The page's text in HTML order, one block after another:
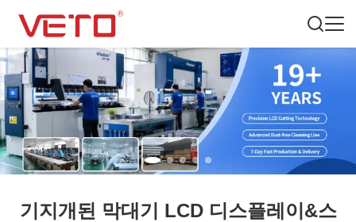
기지개된 막대기 LCD 디스플레이&스